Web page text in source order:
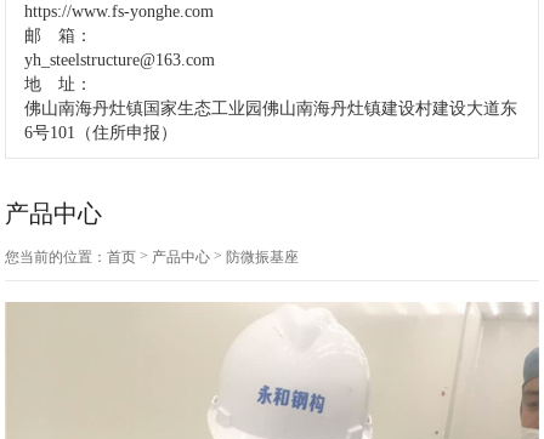
https://www.fs-yonghe.com
邮 箱：
yh_steelstructure@163.com
地 址：
佛山南海丹灶镇国家生态工业园佛山南海丹灶镇建设村建设大道东
6号101（住所申报）
产品中心
您当前的位置：首页 > 产品中心 >防微振基座